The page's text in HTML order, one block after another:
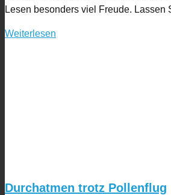
Lesen besonders viel Freude. Lassen
Weiterlesen
Durchatmen trotz Pollenflug